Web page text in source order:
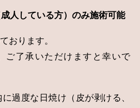
人している方）のみ施術可能
おります。
ご了承いただけますと幸いで
過度な日焼け（皮が剥ける、